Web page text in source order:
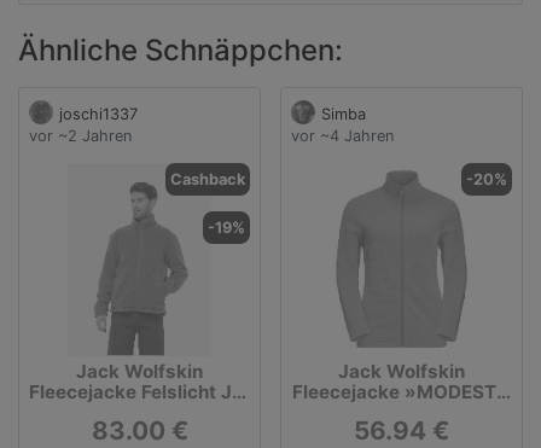
Ähnliche Schnäppchen:
joschi1337
vor ~2 Jahren
Cashback
-19%
Jack Wolfskin
Fleecejacke Felslicht Jkt
Regular Fit
83.00 €
Simba
vor ~4 Jahren
-20%
Jack Wolfskin
Fleecejacke »MODESTO
56.94 €